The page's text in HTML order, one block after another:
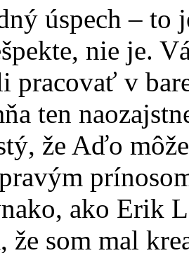
úspech – to
nie je.
pracovať v
ten
že Aďo
ako Erik
že som mal